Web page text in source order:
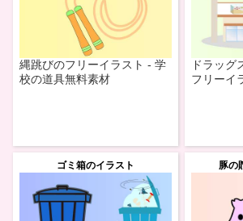
縄跳びのフリーイラスト - 学
校の道具無料素材
ドラッグ
フリーイ
ゴミ箱のイラスト 豚の